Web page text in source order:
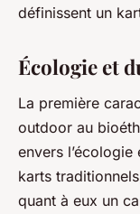
définissent un
Écologie et
La première
outdoor au
envers
karts
quant à eux un